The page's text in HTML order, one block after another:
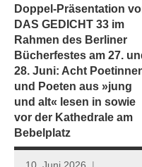
Doppel-Präsentation
DAS GEDICHT 33 im
Rahmen des Berliner
Bücherfestes am 27.
28. Juni: Acht
und Poeten aus »jung
und alt« lesen in sowie
vor der Kathedrale am
Bebelplatz